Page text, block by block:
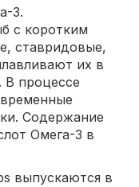
3.
с коротким
ставридовые,
их в
процессе
Содержание
Омега-3 в
выпускаются в